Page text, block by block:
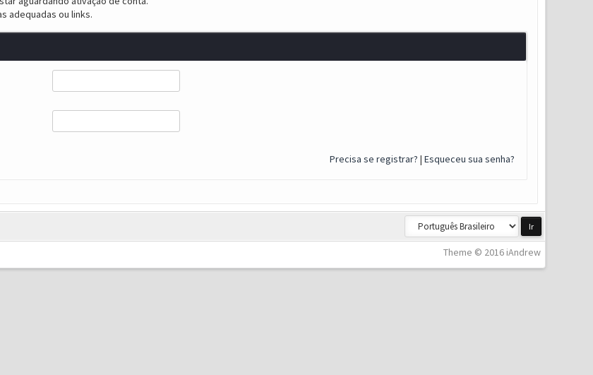
adequadas ou links.
Precisa se registrar? | Esqueceu sua senha?
Theme © 2016 iAndrew